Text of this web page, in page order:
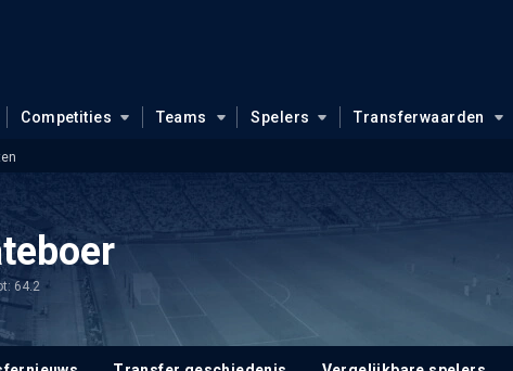
Competities Teams Spelers Transferwaarden
64.2